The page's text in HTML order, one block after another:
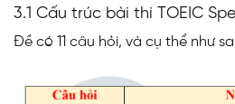
3.1 Cấu trúc bài thi TOEIC
Đề có 11 câu hỏi, và cụ thể như